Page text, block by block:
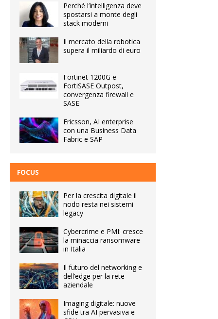
Perché l’intelligenza deve
spostarsi a monte degli
stack moderni
Il mercato della robotica
supera il miliardo di euro
Fortinet 1200G e
FortiSASE Outpost,
convergenza firewall e
SASE
Ericsson, AI enterprise
con una Business Data
Fabric e SAP
FOCUS
Per la crescita digitale il
nodo resta nei sistemi
legacy
Cybercrime e PMI: cresce
la minaccia ransomware
in Italia
Il futuro del networking e
dell’edge per la rete
aziendale
Imaging digitale: nuove
sfide tra AI pervasiva e